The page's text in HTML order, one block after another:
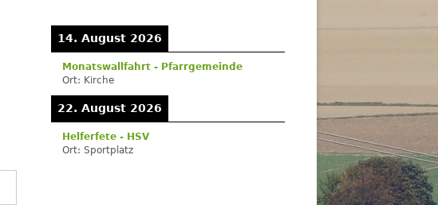
14. August 2026
Monatswallfahrt - Pfarrgemeinde
Ort: Kirche
22. August 2026
Helferfete - HSV
Ort:Sportplatz